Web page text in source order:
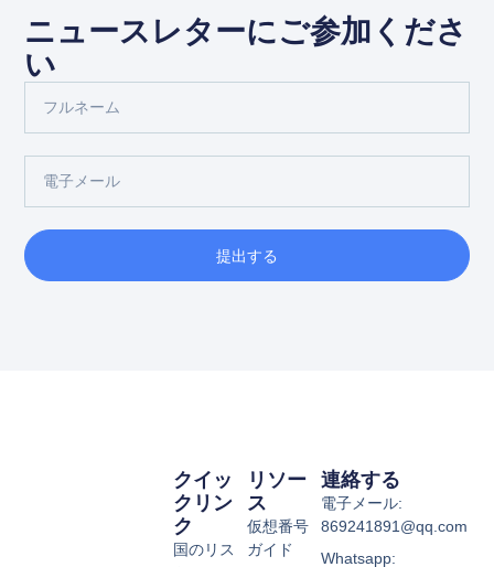
ニュースレターにご参加くださ
い
提出する
リソー
ス
仮想番号
ガイド
クイッ
クリン
ク
国のリス
連絡する
電子メール:
869241891@qq.com
Whatsapp: